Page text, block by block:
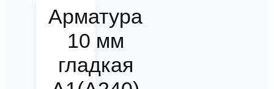
Арматура
10 мм
гладкая